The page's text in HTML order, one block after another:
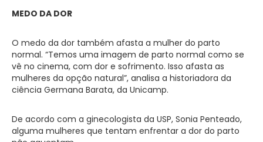
MEDO DA DOR
O medo da dor também afasta a mulher do parto
normal. “Temos uma imagem de parto normal como se
vê no cinema, com dor e sofrimento. Isso afasta as
mulheres da opção natural”, analisa a historiadora da
ciência Germana Barata, da Unicamp.
De acordo com a ginecologista da USP, Sonia Penteado,
alguma mulheres que tentam enfrentar a dor do parto